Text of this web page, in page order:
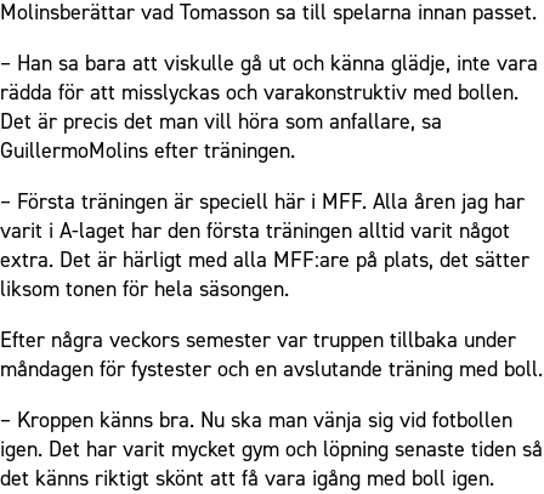
Inspiration
Karriärakademin
Grundskolefotboll mot rasismer
Skolakademier
Fonder
Närstående organisationer
Policydokument
Personuppgiftspolicy
Molinsberättar vad Tomasson sa till spelarna innan passet.
– Han sa bara att viskulle gå ut och känna glädje, inte vara
rädda för att misslyckas och varakonstruktiv med bollen.
Det är precis det man vill höra som anfallare, sa
GuillermoMolins efter träningen.
– Första träningen är speciell här i MFF. Alla åren jag har
varit i A-laget har den första träningen alltid varit något
extra. Det är härligt med alla MFF:are på plats, det sätter
liksom tonen för hela säsongen.
Efter några veckors semester var truppen tillbaka under
måndagen för fystester och en avslutande träning med boll.
­– Kroppen känns bra. Nu ska man vänja sig vid fotbollen
igen. Det har varit mycket gym och löpning senaste tiden så
det känns riktigt skönt att få vara igång med boll igen.